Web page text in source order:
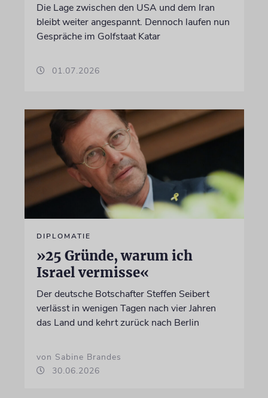
Die Lage zwischen den USA und dem Iran
bleibt weiter angespannt. Dennoch laufen nun
Gespräche im Golfstaat Katar
01.07.2026
DIPLOMATIE
»25 Gründe, warum ich
Israel vermisse«
Der deutsche Botschafter Steffen Seibert
verlässt in wenigen Tagen nach vier Jahren
das Land und kehrt zurück nach Berlin
von Sabine Brandes
30.06.2026